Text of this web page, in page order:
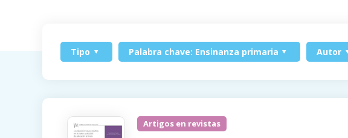
Tipo Palabra chave: Ensinanza primaria Autor
Artigos en revistas